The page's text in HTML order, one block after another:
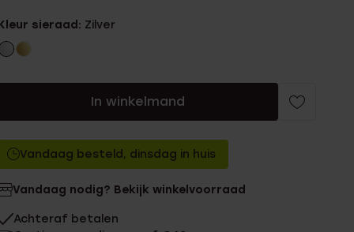
Zonder memberkorting
sieraad: Zilver
In winkelmand
Vandaag besteld, dinsdag in huis
Vandaag nodig? Bekijk winkelvoorraad
Achteraf betalen